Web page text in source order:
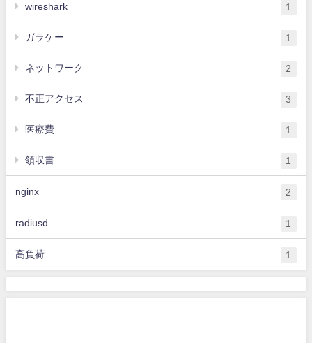
wireshark 1
ガラケー 1
ネットワーク 2
不正アクセス 3
医療費 1
領収書 1
nginx 2
radiusd 1
高負荷 1